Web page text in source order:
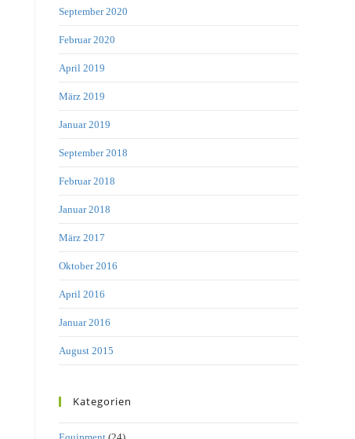
September 2020
Februar 2020
April 2019
März 2019
Januar 2019
September 2018
Februar 2018
Januar 2018
März 2017
Oktober 2016
April 2016
Januar 2016
August 2015
Kategorien